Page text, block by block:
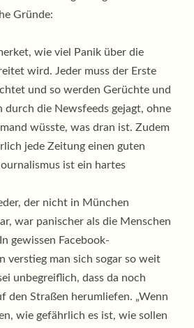
Gründe:
wie viel Panik über die
wird. Jeder muss der Erste
und so werden Gerüchte und
durch die Newsfeeds gejagt, ohne
wüsste, was dran ist. Zudem
jede Zeitung einen guten
ist ein hartes
der nicht in München
war panischer als die Menschen
gewissen Facebook-
verstieg man sich sogar so weit
unbegreiflich, dass da noch
den Straßen herumliefen. „Wenn
wie gefährlich es ist, wie sollen